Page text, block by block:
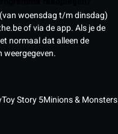
woensdag t/m dinsdag)
of via de app. Als je de
normaal dat alleen de
Toy Story 5Minions & Monsters